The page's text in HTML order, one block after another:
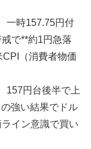
一時157.75円付
で**約1円急落
CPI（消費者物価
157円台後半で上
強い結果でドル
イン意識で買い